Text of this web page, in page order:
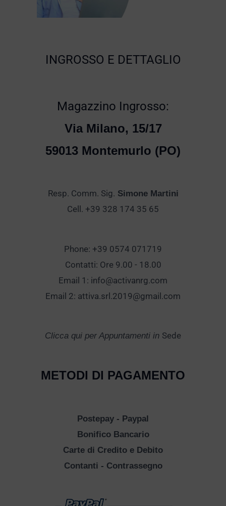
INGROSSO E DETTAGLIO
Magazzino Ingrosso:
Via Milano, 15/17
59013 Montemurlo (PO)
Resp. Comm. Sig. Simone Martini
Cell. +39 328 174 35 65
Phone: +39 0574 071719
Contatti: Ore 9.00 - 18.00
Email 1: info@activanrg.com
Email 2: attiva.srl.2019@gmail.com
Clicca qui per Appuntamenti in Sede
METODI DI PAGAMENTO
Postepay - Paypal
Bonifico Bancario
Carte di Credito e Debito
Contanti - Contrassegno